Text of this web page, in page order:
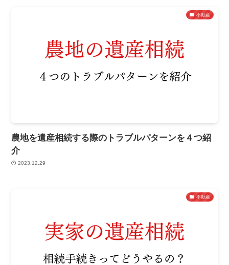
不動産
農地を遺産相続する際のトラブルパターンを４つ紹
介
2023.12.29
不動産